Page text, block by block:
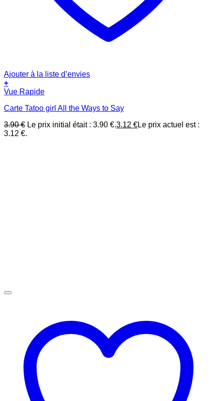
Ajouter à la liste d’envies
+
Vue Rapide
Carte Tatoo girl All the Ways to Say
3.90€ Le prix initial était : 3.90 €.3.12 €Le prix actuel est :
3.12 €.